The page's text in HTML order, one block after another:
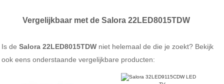
Vergelijkbaar met de Salora 22LED8015TDW
Is de Salora 22LED8015TDW niet helemaal de die je zoekt? Bekijk
ook eens onderstaande vergelijkbare producten: